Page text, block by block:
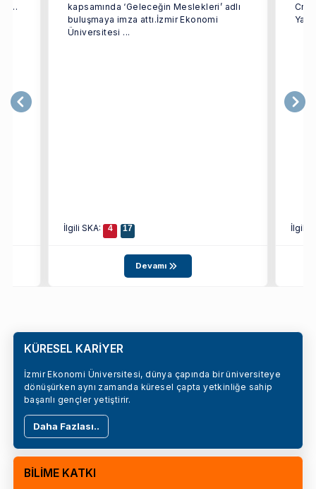
...
kapsamında ‘Geleceğin Meslekleri’ adlı
buluşmaya imza attı.İzmir Ekonomi
Üniversitesi ...
İlgili SKA: 4 17
Devamı
İlgili
KÜRESEL KARİYER
İzmir Ekonomi Üniversitesi, dünya çapında bir üniversiteye
dönüşürken aynı zamanda küresel çapta yetkinliğe sahip
başarılı gençler yetiştirir.
Daha Fazlası..
BİLİME KATKI